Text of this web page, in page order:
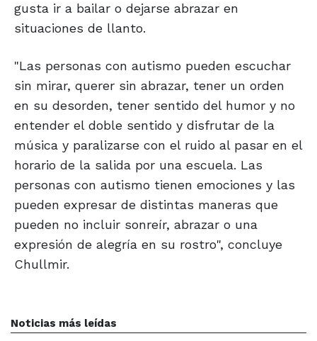
gusta ir a bailar o dejarse abrazar en
situaciones de llanto.
"Las personas con autismo pueden escuchar
sin mirar, querer sin abrazar, tener un orden
en su desorden, tener sentido del humor y no
entender el doble sentido y disfrutar de la
música y paralizarse con el ruido al pasar en el
horario de la salida por una escuela. Las
personas con autismo tienen emociones y las
pueden expresar de distintas maneras que
pueden no incluir sonreír, abrazar o una
expresión de alegría en su rostro", concluye
Chullmir.
Noticias más leídas